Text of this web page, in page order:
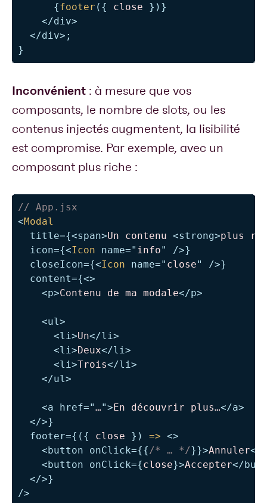
{footer ( { close } ) }
</div>
</div> ;
}
Inconvénient : à mesure que vos
composants, le nombre de slots, ou les
contenus injectés augmentent, la lisibilité
est compromise. Par exemple, avec un
composant plus riche :
// App.jsx
<Modal
title={<span>Un contenu <strong>plus
icon={<Icon name=" info" />}
closeIcon={<Icon name=" close" />}
content={<>
<p>Contenu de ma modale</p>
<ul>
<li>Un</li>
<li>Deux</li>
<li>Trois</li>
</ul>
<a href="…">En découvrir plus…</a>
</>}
footer={ ( { close } ) => <>
<button onClick={{/* … */}}>Annuler</
<button onClick={close}>Accepter</
</>}
/>